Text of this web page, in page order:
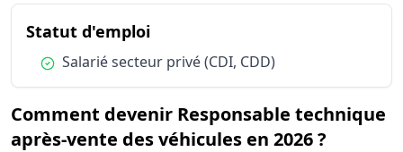
Statut d'emploidu métier Responsable
Condition :
Salarié secteur privé (CDI, CDD)
Comment devenir Responsable technique
après-vente des véhicules en 2026 ?